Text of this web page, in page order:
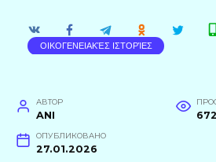
ΟΙΚΟΓΕΝΕΙΑΚΈΣ ΙΣΤΟΡΊΕΣ
АВТОР
ANI
ОПУБЛИКОВАНО
27.01.2026